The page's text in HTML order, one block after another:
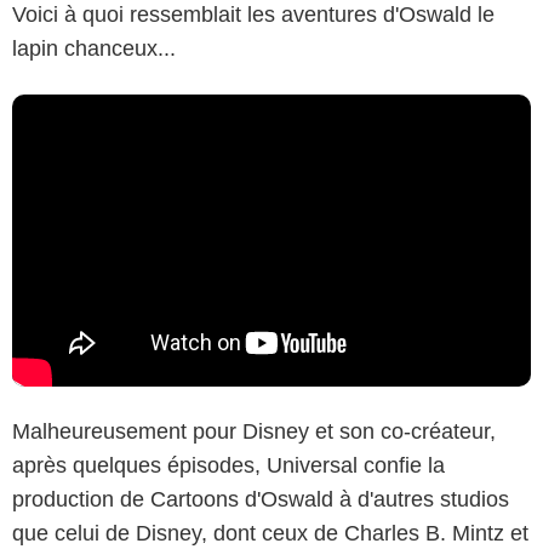
Voici à quoi ressemblait les aventures d'Oswald le
lapin chanceux...
Malheureusement pour Disney et son co-créateur,
après quelques épisodes, Universal confie la
production de Cartoons d'Oswald à d'autres studios
que celui de Disney, dont ceux de Charles B. Mintz et